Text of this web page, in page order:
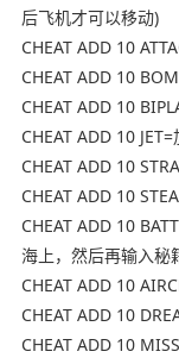
后飞机才可以移动)
CHEAT ADD 10
CHEAT ADD 10
CHEAT ADD 10
CHEAT ADD 10
CHEAT ADD 10
CHEAT ADD 10
CHEAT ADD 10
海上，然后再输入秘
CHEAT ADD 10
CHEAT ADD 10
CHEAT ADD 10